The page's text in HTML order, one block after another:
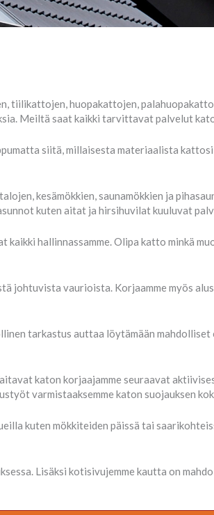
tiilikattojen, huopakattojen,
Meiltä saat kaikki tarvittavat palvelut
siitä, millaisesta materiaalista kattosi
kesämökkien, saunamökkien ja
kuten aitat ja hirsihuvilat kuuluvat
hallinnassamme. Olipa katto minkä
johtuvista vaurioista. Korjaamme myös
tarkastus auttaa löytämään mahdolliset
katon korjaajamme seuraavat
varmistaaksemme katon suojauksen
kuten mökkiteiden päissä tai
Lisäksi kotisivujemme kautta on